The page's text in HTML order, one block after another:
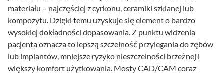
materiału – najczęściej z cyrkonu, ceramiki szklanej lub
kompozytu. Dzięki temu uzyskuje się element o bardzo
wysokiej dokładności dopasowania. Z punktu widzenia
pacjenta oznacza to lepszą szczelność przylegania do zębów
lub implantów, mniejsze ryzyko nieszczelności brzeżnej i
większy komfort użytkowania. Mosty CAD/CAM coraz